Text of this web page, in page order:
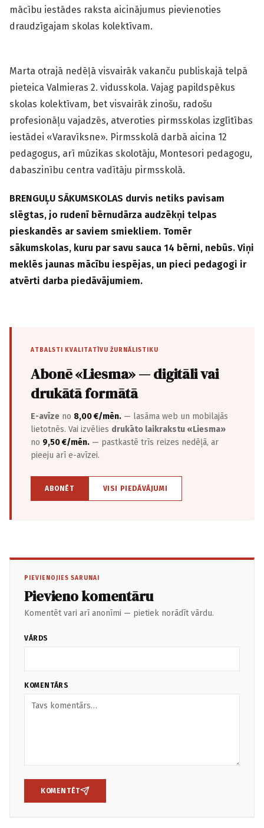
mācību iestādes raksta aicinājumus pievienoties
draudzīgajam skolas kolektīvam.
Marta otrajā nedēļā visvairāk vakanču publiskajā telpā
pieteica Valmieras 2. vidusskola. Vajag papildspēkus
skolas kolektīvam, bet visvairāk zinošu, radošu
profesionāļu vajadzēs, atveroties pirmsskolas izglītības
iestādei «Varavīksne». Pirmsskolā darbā aicina 12
pedagogus, arī mūzikas skolotāju, Montesori pedagogu,
dabaszinību centra vadītāju pirmsskolā.
BRENGUĻU SĀKUMSKOLAS durvis netiks pavisam
slēgtas, jo rudenī bērnudārza audzēkņi telpas
pieskandēs ar saviem smiekliem. Tomēr
sākumskolas, kuru par savu sauca 14 bērni, nebūs. Viņi
meklēs jaunas mācību iespējas, un pieci pedagogi ir
atvērti darba piedāvājumiem.
ATBALSTI KVALITATĪVU ŽURNĀLISTIKU
Abonē «Liesma» — digitāli vai
drukātā formātā
E-avīze no 8,00 €/mēn. — lasāma web un mobilajās
lietotnēs. Vai izvēlies drukāto laikrakstu «Liesma»
no 9,50 €/mēn. — pastkastē trīs reizes nedēļā, ar
pieeju arī e-avīzei.
ABONĒT VISI PIEDĀVĀJUMI
PIEVIENOJIES SARUNAI
Pievieno komentāru
Komentēt vari arī anonīmi — pietiek norādīt vārdu.
VĀRDS
KOMENTĀRS
KOMENTĒT